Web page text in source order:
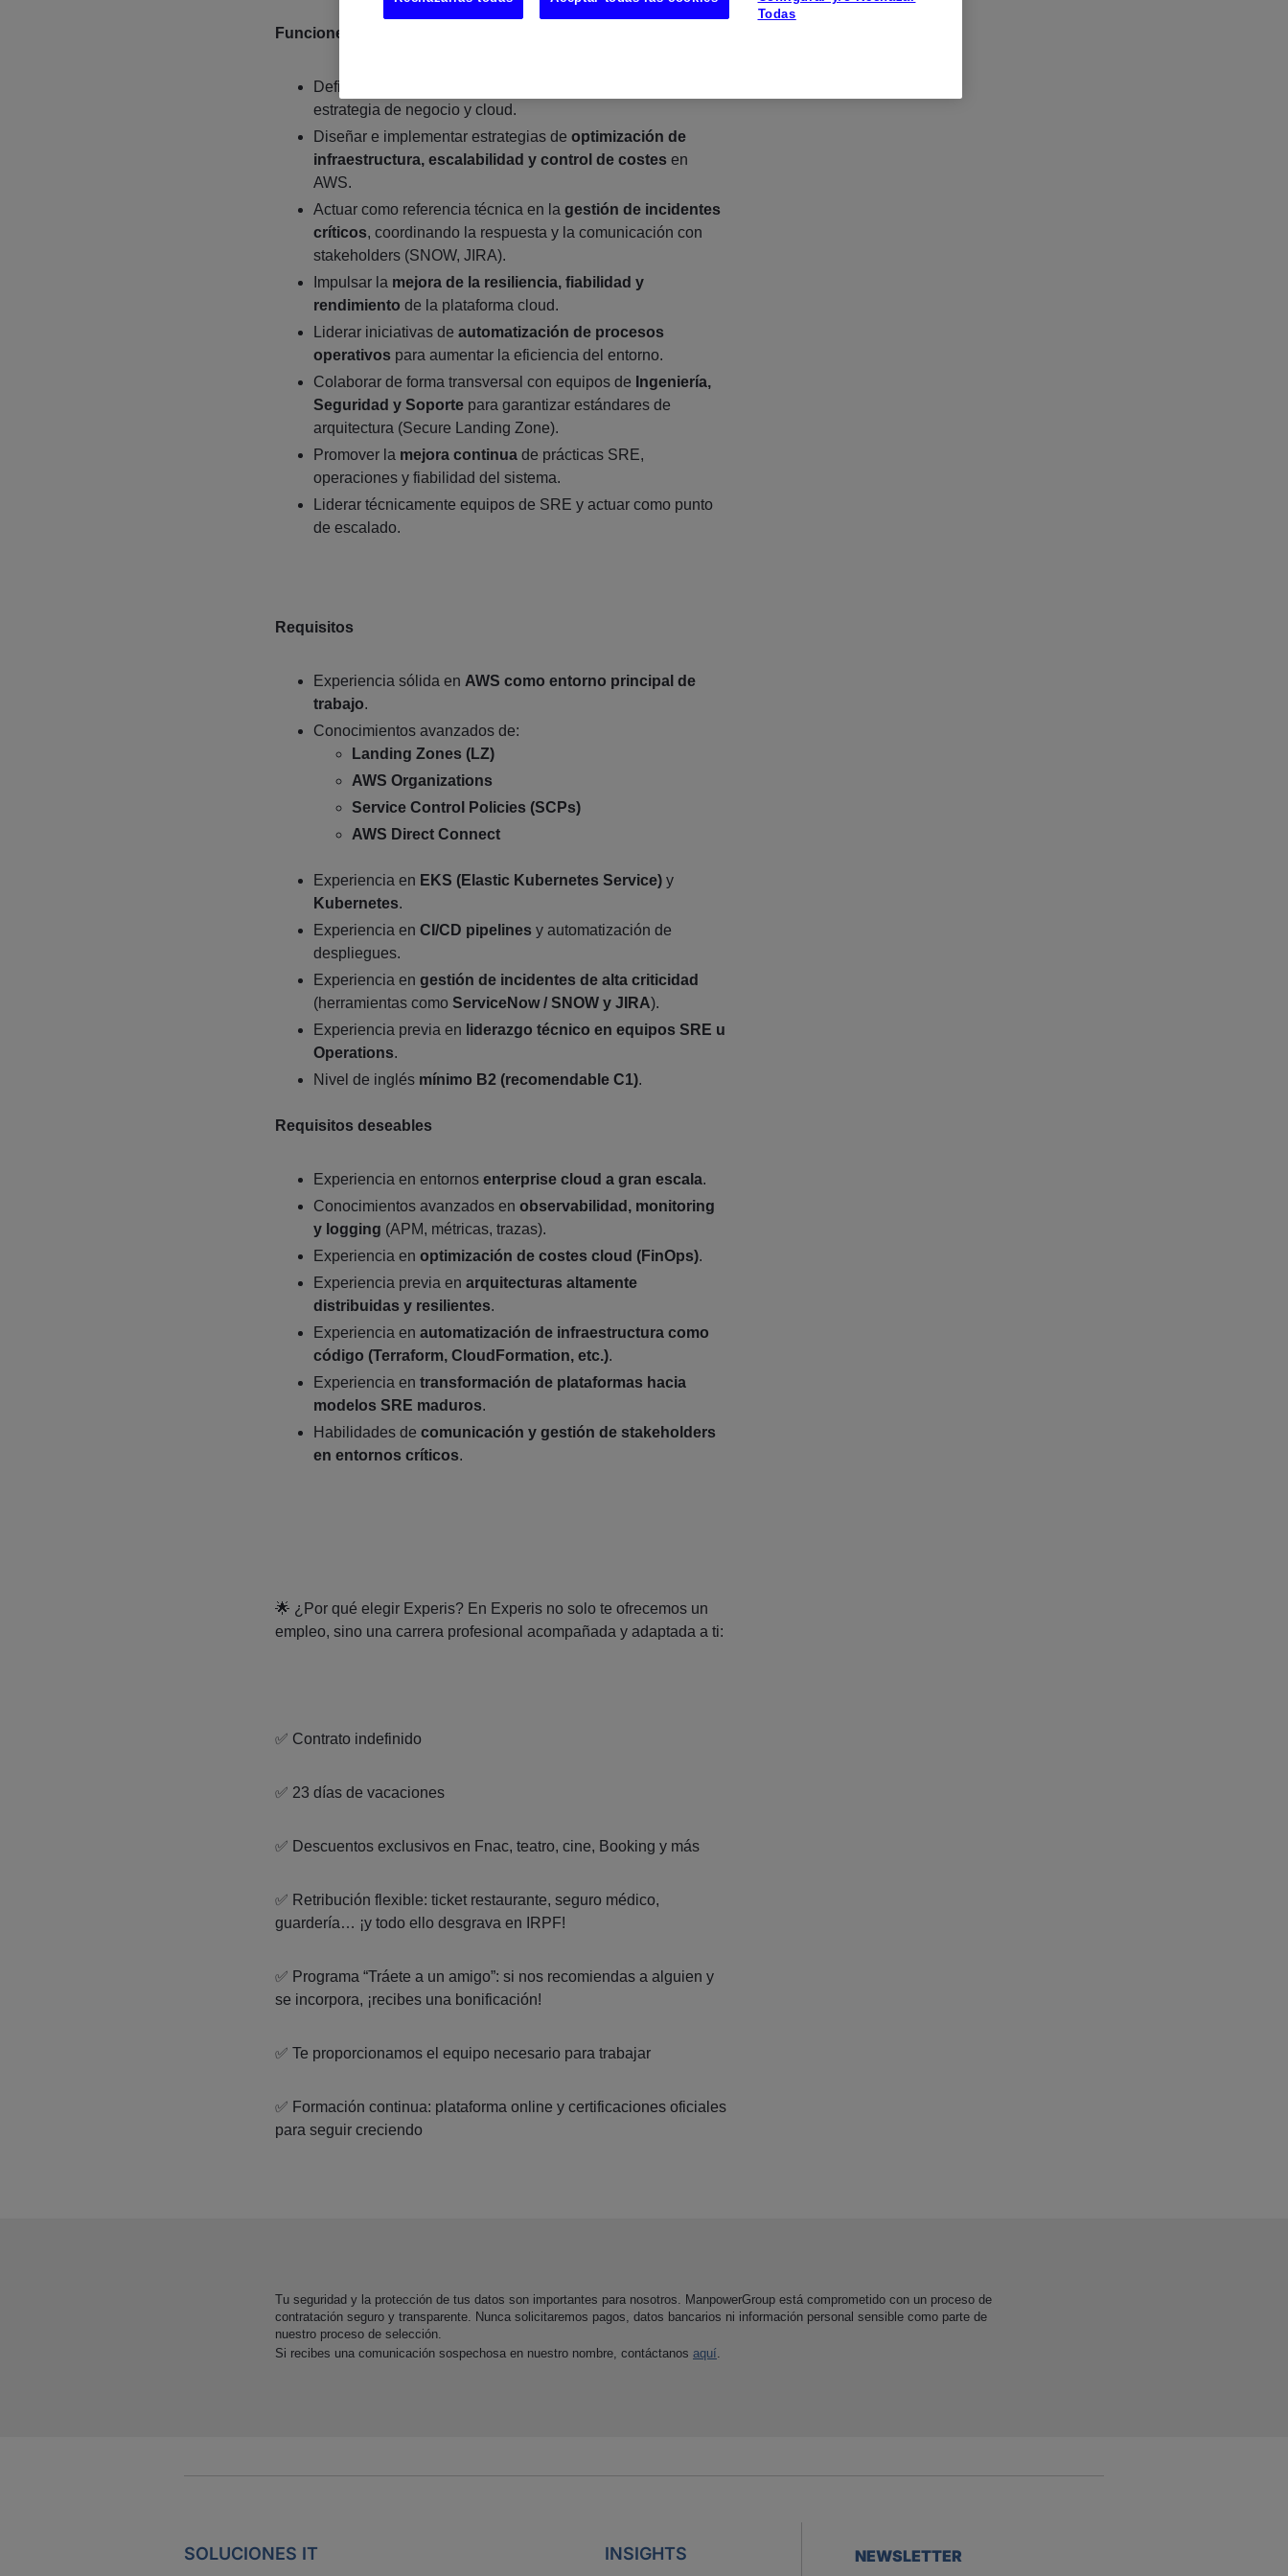
Funciones
Definir la
estrategia de negocio y cloud.
Diseñar e implementar estrategias de optimización de
infraestructura, escalabilidad y control de costesen
AWS.
Actuar como referencia técnica en la gestión de incidentes
críticos, coordinando la respuesta y la comunicación con
stakeholders (SNOW, JIRA).
Impulsar la mejora de la resiliencia, fiabilidad y
rendimiento de la plataforma cloud.
Liderar iniciativas de automatización de procesos
operativospara aumentar la eficiencia del entorno.
Colaborar de forma transversal con equipos de Ingeniería,
Seguridad y Soportepara garantizar estándares de
arquitectura (Secure Landing Zone).
Promover la mejora continuade prácticas SRE,
operaciones y fiabilidad del sistema.
Liderar técnicamente equipos de SRE y actuar como punto
de escalado.
Requisitos
Experiencia sólida en AWS como entorno principal de
trabajo.
Conocimientos avanzados de:
Landing Zones (LZ)
AWS Organizations
Service Control Policies (SCPs)
AWS Direct Connect
Experiencia en EKS (Elastic Kubernetes Service)y
Kubernetes.
Experiencia en CI/CD pipelinesy automatización de
despliegues.
Experiencia en gestión de incidentes de alta criticidad
(herramientas como ServiceNow / SNOW y JIRA).
Experiencia previa en liderazgo técnico en equipos SRE u
Operations.
Nivel de inglés mínimo B2 (recomendable C1).
Requisitos deseables
Experiencia en entornos enterprise cloud a gran escala.
Conocimientos avanzados en observabilidad, monitoring
y logging (APM, métricas, trazas).
Experiencia en optimización de costes cloud (FinOps).
Experiencia previa en arquitecturas altamente
distribuidas y resilientes.
Experiencia en automatización de infraestructura como
código (Terraform, CloudFormation, etc.).
Experiencia en transformación de plataformas hacia
modelos SRE maduros.
Habilidades de comunicación y gestión de stakeholders
en entornos críticos.
🌟 ¿Por qué elegir Experis? En Experis no solo te ofrecemos un
empleo, sino una carrera profesional acompañada y adaptada a ti:
✅ Contrato indefinido
✅ 23 días de vacaciones
✅ Descuentos exclusivos en Fnac, teatro, cine, Booking y más
✅ Retribución flexible: ticket restaurante, seguro médico,
guardería… ¡y todo ello desgrava en IRPF!
✅ Programa “Tráete a un amigo”: si nos recomiendas a alguien y
se incorpora, ¡recibes una bonificación!
✅ Te proporcionamos el equipo necesario para trabajar
✅ Formación continua: plataforma online y certificaciones oficiales
para seguir creciendo
Tu seguridad y la protección de tus datos son importantes para nosotros. ManpowerGroup está comprometido con un proceso de
contratación seguro y transparente. Nunca solicitaremos pagos, datos bancarios ni información personal sensible como parte de
nuestro proceso de selección.
Si recibes una comunicación sospechosa en nuestro nombre, contáctanos aquí.
SOLUCIONES IT INSIGHTS NEWSLETTER
Todas